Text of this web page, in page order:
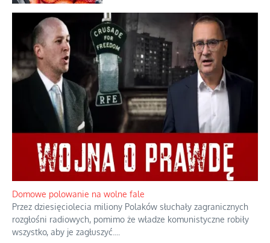
Domowe polowanie na wolne fale
Przez dziesięciolecia miliony Polaków słuchały zagranicznych
rozgłośni radiowych, pomimo że władze komunistyczne robiły
wszystko, aby je zagłuszyć.